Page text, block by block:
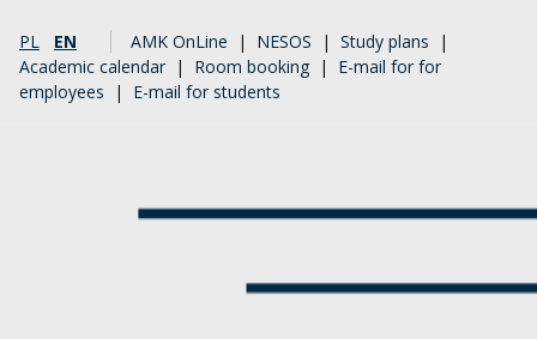
PL EN AMK OnLine | NESOS | Study plans |
Academic calendar | Room booking | E-mail for for
employees | E-mail for students